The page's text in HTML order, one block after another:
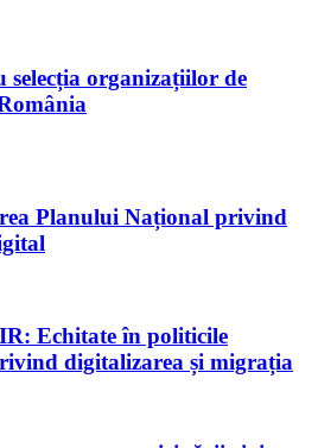
selecția organizațiilor de
Planului Național privind
Echitate în politicile
digitalizarea și migrația